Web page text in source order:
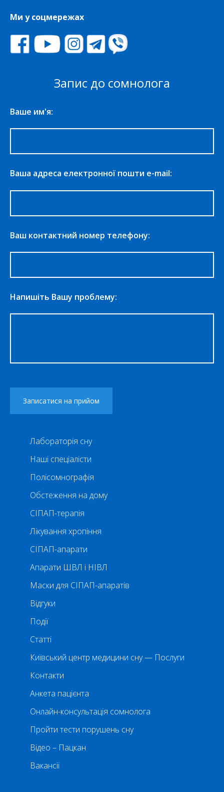
Ми у соцмережах
Запис до сомнолога
Ваше им'я:
Ваша адреса електронної пошти e-mail:
Ваш контактний номер телефону:
Напишіть Вашу проблему:
Лабораторія сну
Наші спеціалісти
Полісомнографія
Обстеження на дому
СІПАП-терапія
Лікування хропіння
СІПАП-апарати
Апарати ШВЛ і НІВЛ
Маски для СІПАП-апаратів
Відгуки
Події
Статті
Київський центр медицини сну — Послуги
Контакти
Анкета пацієнта
Онлайн-консультація сомнолога
Пройти тести порушень сну
Відео – Пацкан
Вакансії